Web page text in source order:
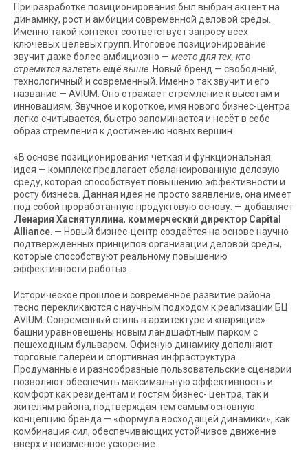
При разработке позиционирования был выбран акцент на
динамику, рост и амбиции современной деловой среды.
Именно такой контекст соответствует запросу всех
ключевых целевых групп. Итоговое позиционирование
звучит даже более амбициозно — место для тех, кто
стремится взлететьещёвыше . Новый бренд — свободный,
технологичный и современный. Именно так звучит и его
название — AVIUM. Оно отражает стремление к высотам и
инновациям. Звучное и короткое, имя нового бизнес-центра
легко считывается, быстро запоминается и несёт в себе
образ стремления к достижению новых вершин.
«В основе позиционирования четкая и функциональная
идея — комплекс предлагает сбалансированную деловую
среду, которая способствует повышению эффективности и
росту бизнеса. Данная идея не просто заявление, она имеет
под собой проработанную продуктовую основу. — добавляет
Ленария Хасиятуллина, коммерческий директор Capital
Alliance . — Новый бизнес-центр создаётся на основе научно
подтвержденных принципов организации деловой среды,
которые способствуют реальному повышению
эффективности работы».
Историческое прошлое и современное развитие района
тесно перекликаются с научным подходом к реализации БЦ
AVIUM. Современный стиль в архитектуре и «парящие»
башни уравновешены новым ландшафтным парком с
пешеходным бульваром. Офисную динамику дополняют
торговые галереи и спортивная инфраструктура.
Продуманные и разнообразные пользовательские сценарии
позволяют обеспечить максимальную эффективность и
комфорт как резидентам и гостям бизнес- центра, так и
жителям района, подтверждая тем самым основную
концепцию бренда — «формула восходящей динамики», как
комбинация сил, обеспечивающих устойчивое движение
вверх и неизменное ускорение.